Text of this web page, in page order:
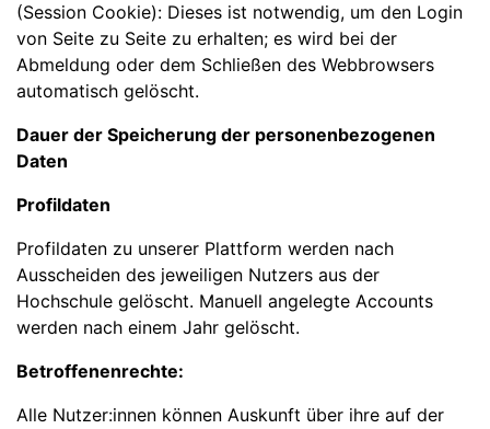
(Session Cookie): Dieses ist notwendig, um den Login
von Seite zu Seite zu erhalten; es wird bei der
Abmeldung oder dem Schließen des Webbrowsers
automatisch gelöscht.
Dauer der Speicherung der personenbezogenen
Daten
Profildaten
Profildaten zu unserer Plattform werden nach
Ausscheiden des jeweiligen Nutzers aus der
Hochschule gelöscht. Manuell angelegte Accounts
werden nach einem Jahr gelöscht.
Betroffenenrechte:
Alle Nutzer:innen können Auskunft über ihre auf der